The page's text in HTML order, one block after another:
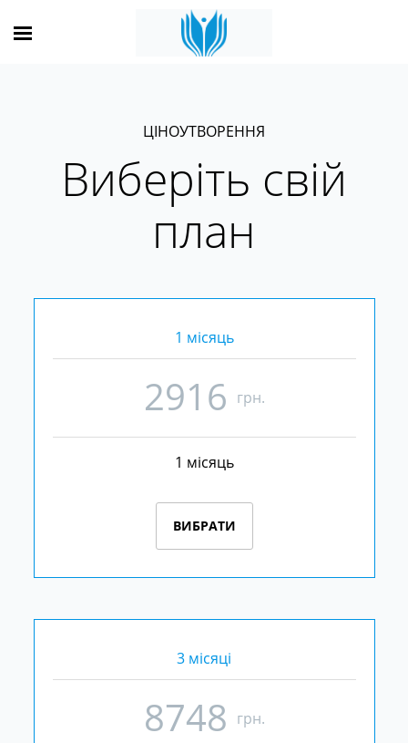
ЦІНОУТВОРЕННЯ
Виберіть свій
план
1 місяць
2916 грн.
1 місяць
ВИБРАТИ
3 місяці
8748 грн.